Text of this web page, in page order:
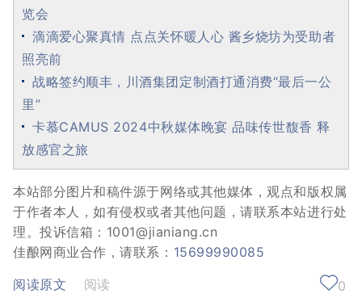
览会
滴滴爱心聚真情 点点关怀暖人心 酱乡烧坊为受助者
照亮前
战略签约顺丰，川酒集团定制酒打通消费“最后一公
里”
卡慕CAMUS 2024中秋媒体晚宴 品味传世馥香 释
放感官之旅
本站部分图片和稿件源于网络或其他媒体，观点和版权属
于作者本人，如有侵权或者其他问题，请联系本站进行处
理。投诉信箱：1001@jianiang.cn
佳酿网商业合作，请联系： 15699990085
阅读原文
阅读 0